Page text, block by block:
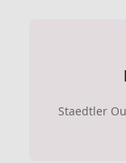
Staedtler